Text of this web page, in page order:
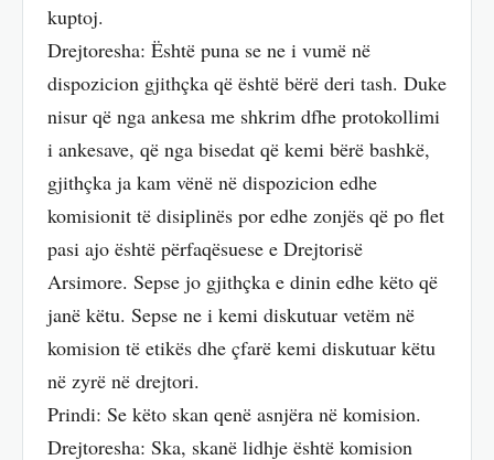
kuptoj.
Drejtoresha: Është puna se ne i vumë në
dispozicion gjithçka që është bërë deri tash. Duke
nisur që nga ankesa me shkrim dfhe protokollimi
i ankesave, që nga bisedat që kemi bërë bashkë,
gjithçka ja kam vënë në dispozicion edhe
komisionit të disiplinës por edhe zonjës që po flet
pasi ajo është përfaqësuese e Drejtorisë
Arsimore. Sepse jo gjithçka e dinin edhe këto që
janë këtu. Sepse ne i kemi diskutuar vetëm në
komision të etikës dhe çfarë kemi diskutuar këtu
në zyrë në drejtori.
Prindi: Se këto skan qenë asnjëra në komision.
Drejtoresha: Ska, skanë lidhje është komision